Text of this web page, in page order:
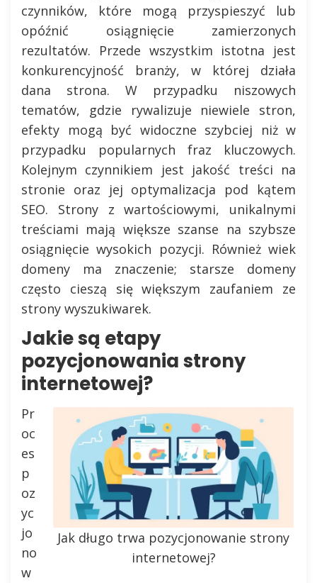
czynników, które mogą przyspieszyć lub
opóźnić osiągnięcie zamierzonych
rezultatów. Przede wszystkim istotna jest
konkurencyjność branży, w której działa
dana strona. W przypadku niszowych
tematów, gdzie rywalizuje niewiele stron,
efekty mogą być widoczne szybciej niż w
przypadku popularnych fraz kluczowych.
Kolejnym czynnikiem jest jakość treści na
stronie oraz jej optymalizacja pod kątem
SEO. Strony z wartościowymi, unikalnymi
treściami mają większe szanse na szybsze
osiągnięcie wysokich pozycji. Również wiek
domeny ma znaczenie; starsze domeny
często cieszą się większym zaufaniem ze
strony wyszukiwarek.
Jakie są etapy
pozycjonowania strony
internetowej?
Jak długo trwa pozycjonowanie strony
internetowej?
Pr
oc
es
p
oz
yc
jo
no
w